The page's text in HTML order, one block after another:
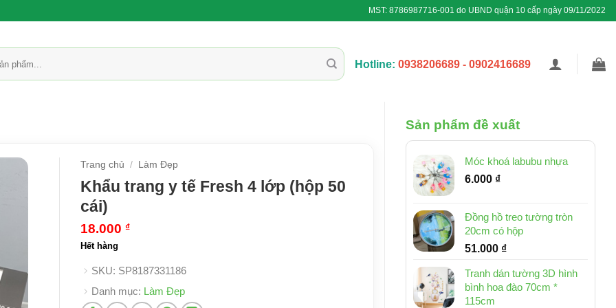
MST: 8786987716-001 do UBND quận 10 cấp ngày 09/11/2022
Hotline: 0938206689 - 0902416689
Sản phẩm đề xuất
Móc khoá labubu nhựa
6.000 ₫
Đồng hồ treo tường tròn
20cm có hộp
51.000 ₫
Tranh dán tường 3D hình
bình hoa đào 70cm *
115cm
Trang chủ / Làm Đẹp
Khẩu trang y tế Fresh 4 lớp (hộp 50
cái)
18.000 ₫
Hết hàng
SKU: SP8187331186
Danh mục: Làm Đẹp